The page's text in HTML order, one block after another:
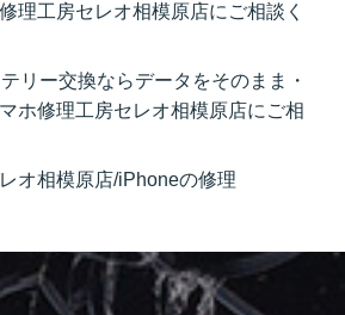
理工房セレオ相模原店にご相談く
リー交換ならデータをそのまま・
ホ修理工房セレオ相模原店にご相
オ相模原店/iPhoneの修理